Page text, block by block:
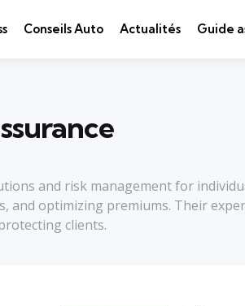
Conseils Auto Actualités Guide
and risk management for
and optimizing premiums. Their
clients.